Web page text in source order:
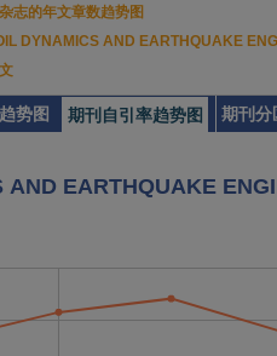
志的年文章数趋势图
DYNAMICS AND EARTHQUAKE
势图 期刊自引率趋势图 期刊分